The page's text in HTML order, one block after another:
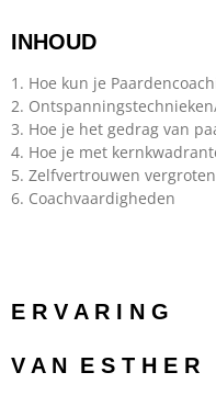
INHOUD
1. Hoe kun je
2.
3. Hoe je het gedrag van
4. Hoe je met
5. Zelfvertrouwen
6. Coachvaardigheden
E R V A R I N G
V A N E S T H E R